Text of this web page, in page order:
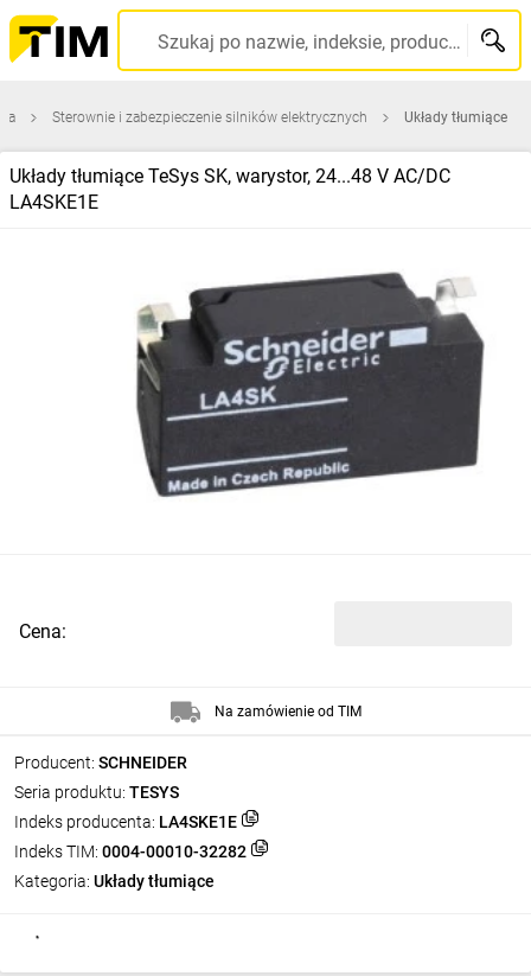
Szukaj po nazwie, indeksie, producencie, kodzie kreskowym...
Sterownie i zabezpieczenie silników elektrycznych Układy tłumiące
Układy tłumiące TeSys SK, warystor, 24...48 V AC/DC
LA4SKE1E
Producent: SCHNEIDER
Seria produktu: TESYS
Indeks producenta: LA4SKE1E
Indeks TIM: 0004-00010-32282
Kategoria: Układy tłumiące
Cena:
Na zamówienie od TIM